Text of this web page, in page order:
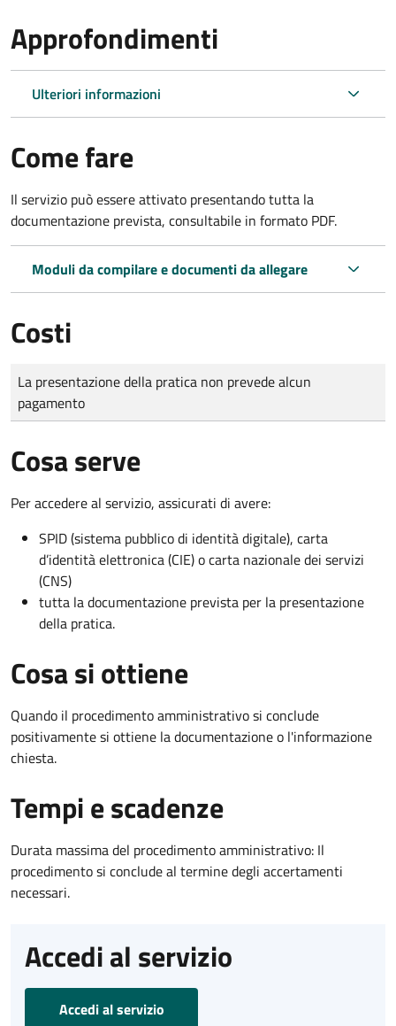
Approfondimenti
Ulteriori informazioni
Come fare
Il servizio può essere attivato presentando tutta la
documentazione prevista, consultabile in formato PDF.
Moduli da compilare e documenti da allegare
Costi
Tipo di pagamento
Importo
La presentazione della pratica non prevede alcun
pagamento
Cosa serve
Per accedere al servizio, assicurati di avere:
SPID (sistema pubblico di identità digitale), carta
d’identità elettronica (CIE) o carta nazionale dei servizi
(CNS)
tutta la documentazione prevista per la presentazione
della pratica.
Cosa si ottiene
Quando il procedimento amministrativo si conclude
positivamente si ottiene la documentazione o l'informazione
chiesta.
Tempi e scadenze
Durata massima del procedimento amministrativo: Il
procedimento si conclude al termine degli accertamenti
necessari.
Accedi al servizio
Accedi al servizio